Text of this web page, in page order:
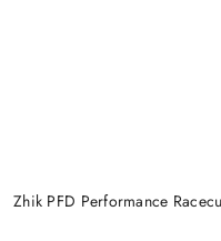
Zhik PFD Performance